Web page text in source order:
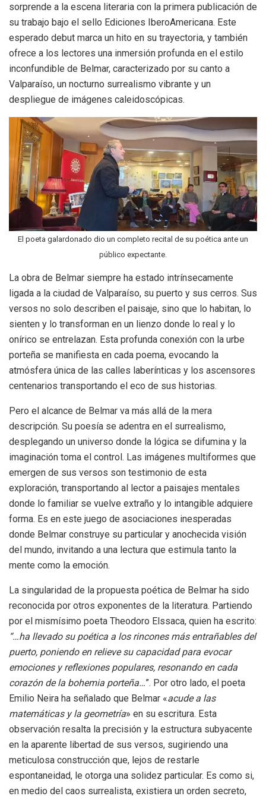
sorprende a la escena literaria con la primera publicación de
su trabajo bajo el sello Ediciones IberoAmericana. Este
esperado debut marca un hito en su trayectoria, y también
ofrece a los lectores una inmersión profunda en el estilo
inconfundible de Belmar, caracterizado por su canto a
Valparaíso, un nocturno surrealismo vibrante y un
despliegue de imágenes caleidoscópicas.
El poeta galardonado dio un completo recital de su poética ante un
público expectante.
La obra de Belmar siempre ha estado intrínsecamente
ligada a la ciudad de Valparaíso, su puerto y sus cerros. Sus
versos no solo describen el paisaje, sino que lo habitan, lo
sienten y lo transforman en un lienzo donde lo real y lo
onírico se entrelazan. Esta profunda conexión con la urbe
porteña se manifiesta en cada poema, evocando la
atmósfera única de las calles laberínticas y los ascensores
centenarios transportando el eco de sus historias.
Pero el alcance de Belmar va más allá de la mera
descripción. Su poesía se adentra en el surrealismo,
desplegando un universo donde la lógica se difumina y la
imaginación toma el control. Las imágenes multiformes que
emergen de sus versos son testimonio de esta
exploración, transportando al lector a paisajes mentales
donde lo familiar se vuelve extraño y lo intangible adquiere
forma. Es en este juego de asociaciones inesperadas
donde Belmar construye su particular y anochecida visión
del mundo, invitando a una lectura que estimula tanto la
mente como la emoción.
La singularidad de la propuesta poética de Belmar ha sido
reconocida por otros exponentes de la literatura. Partiendo
por el mismísimo poeta Theodoro Elssaca, quien ha escrito:
“…ha llevado su poética a los rincones más entrañables del
puerto, poniendo en relieve su capacidad para evocar
emociones y reflexiones populares, resonando en cada
corazón de la bohemia porteña…”. Por otro lado, el poeta
Emilio Neira ha señalado que Belmar «acude a las
matemáticas y la geometría» en su escritura. Esta
observación resalta la precisión y la estructura subyacente
en la aparente libertad de sus versos, sugiriendo una
meticulosa construcción que, lejos de restarle
espontaneidad, le otorga una solidez particular. Es como si,
en medio del caos surrealista, existiera un orden secreto,